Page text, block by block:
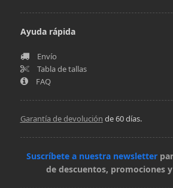
Ayuda rápida
Envío
Tabla de tallas
FAQ
Garantía de devolución de 60 días.
Suscríbete a nuestra newsletter
de descuentos, promociones